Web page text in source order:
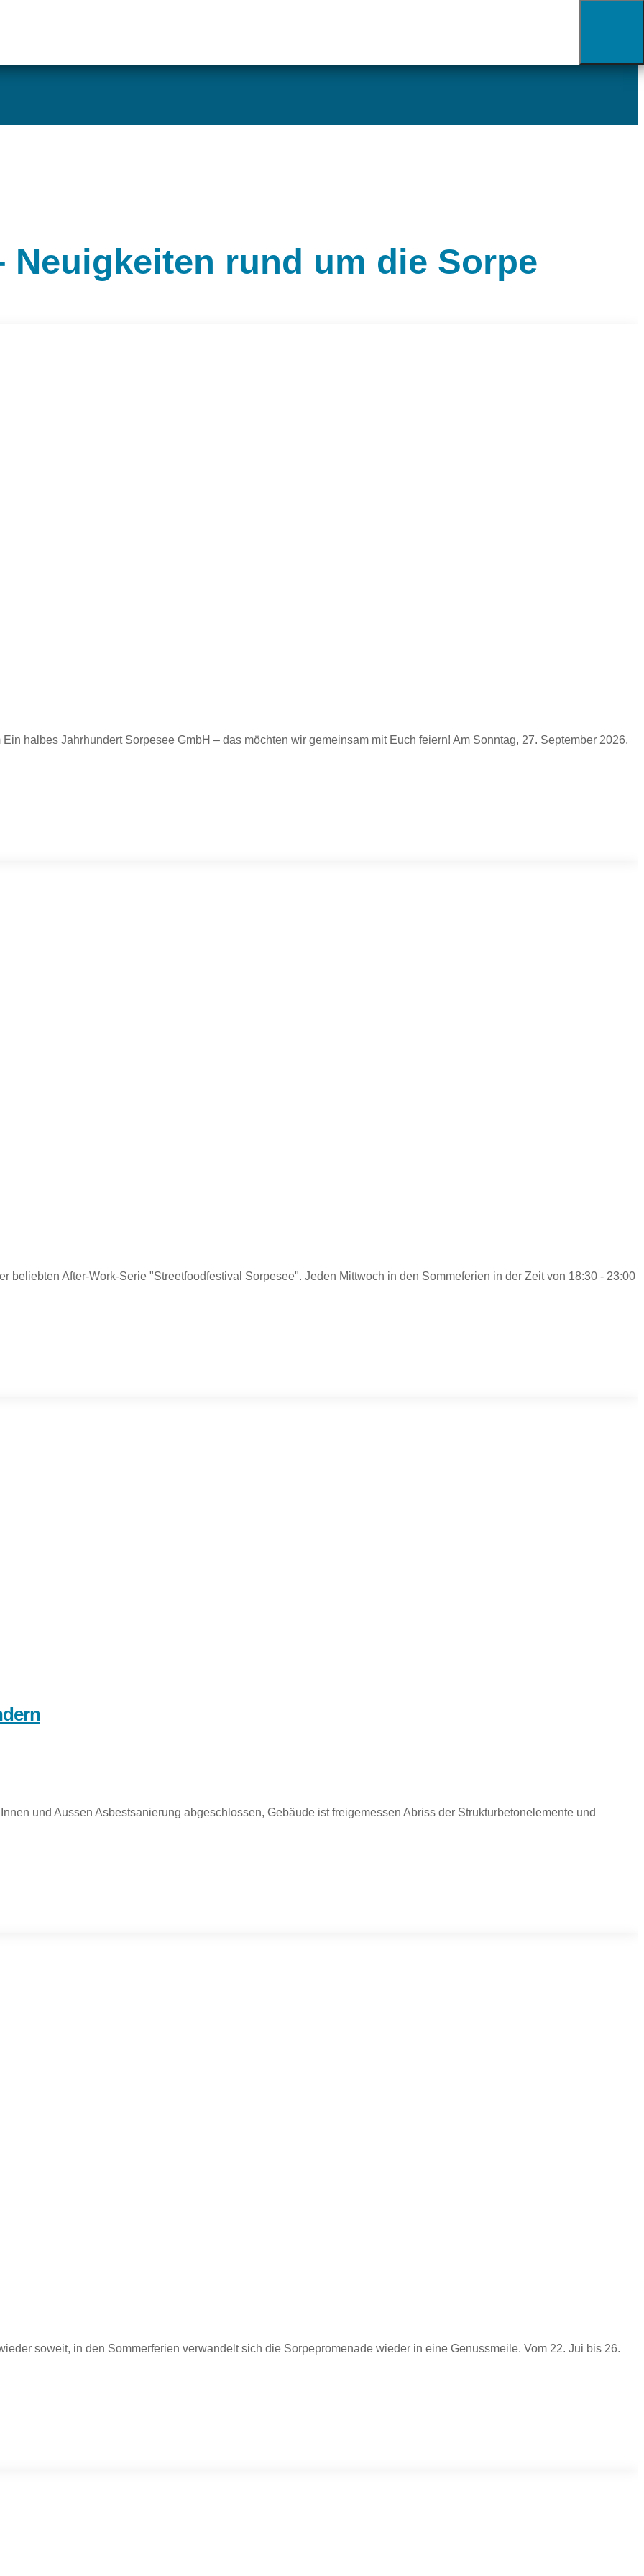
Neuigkeiten rund um die Sorpe
halbes Jahrhundert Sorpesee GmbH – das möchten wir gemeinsam mit Euch feiern! Am Sonntag, 27. September 2026,
beliebten After-Work-Serie "Streetfoodfestival Sorpesee". Jeden Mittwoch in den Sommeferien in der Zeit von 18:30 - 23:00
und Aussen Asbestsanierung abgeschlossen, Gebäude ist freigemessen Abriss der Strukturbetonelemente und
soweit, in den Sommerferien verwandelt sich die Sorpepromenade wieder in eine Genussmeile. Vom 22. Jui bis 26.